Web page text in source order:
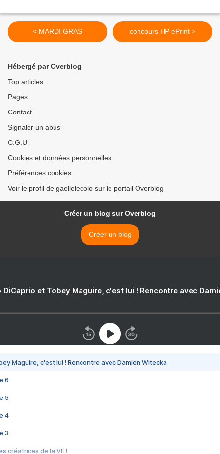
< MARDI GRAS concours HP ePrint >
Hébergé par Overblog
Top articles
Pages
Contact
Signaler un abus
C.G.U.
Cookies et données personnelles
Préférences cookies
Voir le profil de gaellelecolo sur le portail Overblog
Créer un blog sur Overblog
Créer un blog
DiCaprio et Tobey Maguire, c'est lui ! Rencontre avec
Maguire, c'est lui ! Rencontre avec Damien Witecka
6
5
4
3
créatrices de la VF !